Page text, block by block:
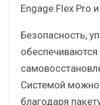
Engage Flex Pro
Безопасность,
обеспечиваются
Системой
благодаря